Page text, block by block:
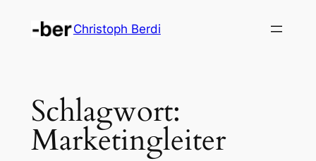
Inhalt
Christoph Berdi
Schlagwort:
Marketingleiter